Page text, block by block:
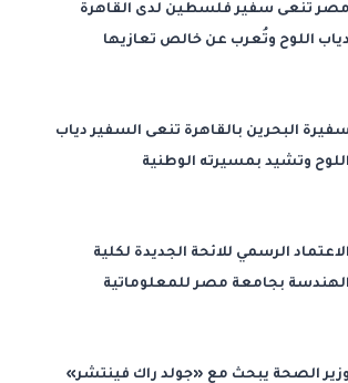
مصر تنعى سفير فلسطين لدى القاهرة
دياب اللوح وتُعرب عن خالص تعازيها
سفيرة البحرين بالقاهرة تنعى السفير دياب
اللوح وتشيد بمسيرته الوطنية
الاعتماد الرسمي للائحة الجديدة لكلية
الهندسة بجامعة مصر للمعلوماتية
وزير الصحة يبحث مع «جولد راك فينتشر»